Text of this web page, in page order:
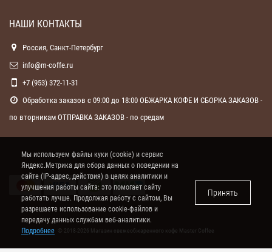
НАШИ КОНТАКТЫ
Россия, Санкт-Петербург
info@m-coffe.ru
+7 (953) 372-11-31
Обработка заказов с 09:00 до 18:00 ОБЖАРКА КОФЕ И СБОРКА ЗАКАЗОВ -
по вторникам ОТПРАВКА ЗАКАЗОВ - по средам
© 2018-2026 Магазин свежеобжаренного кофе Master Coffee
Мы используем файлы куки (cookie) и сервис
Яндекс.Метрика для сбора данных о поведении на
сайте (IP-адрес, действия) в целях аналитики и
улучшения работы сайта: это помогает сайту
работать лучше. Продолжая работу с сайтом, Вы
разрешаете использование cookie-файлов и
передачу данных службам веб-аналитики.
Подробнее
Принять